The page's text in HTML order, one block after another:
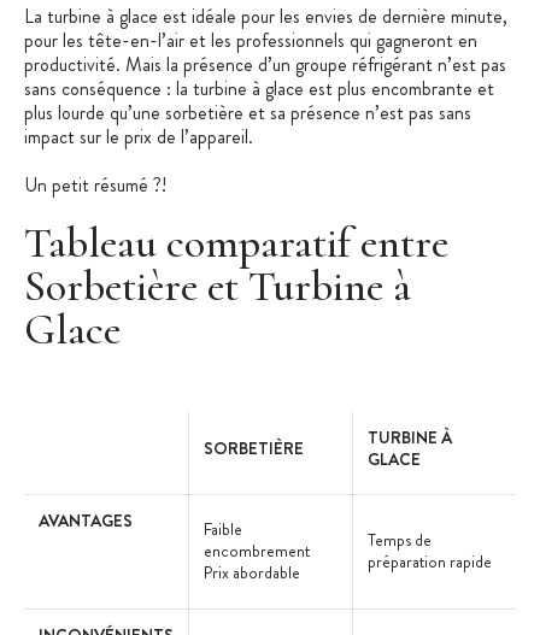
La turbine à glace est idéale pour les envies de dernière minute,
pour les tête-en-l’air et les professionnels qui gagneront en
productivité. Mais la présence d’un groupe réfrigérant n’est pas
sans conséquence : la turbine à glace est plus encombrante et
plus lourde qu’une sorbetière et sa présence n’est pas sans
impact sur le prix de l’appareil.
Un petit résumé ?!
Tableau comparatif entre
Sorbetière et Turbine à
Glace
SORBETIÈRE
TURBINE À
GLACE
AVANTAGES
Faible
encombrement
Prix abordable
Temps de
préparation rapide